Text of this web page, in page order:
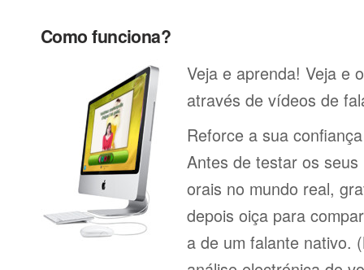
Como funciona?
Veja e aprenda! Veja e
através de vídeos de
Reforce a sua
Antes de testar os
orais no mundo real,
depois oiça para
a de um falante nativo.